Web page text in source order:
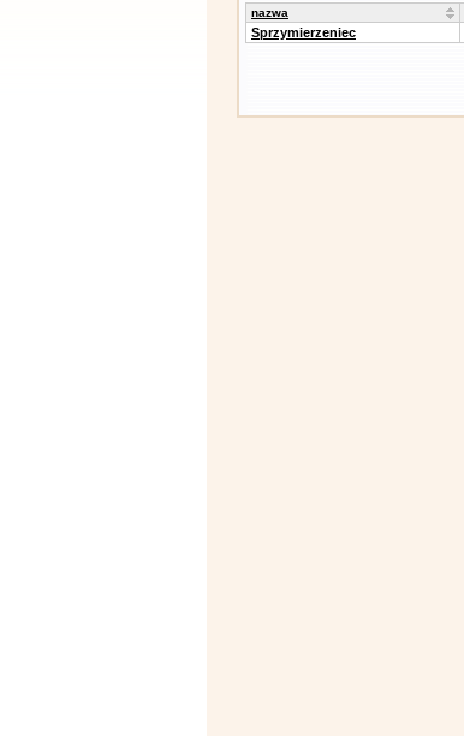
nazwa
Sprzymierzeniec